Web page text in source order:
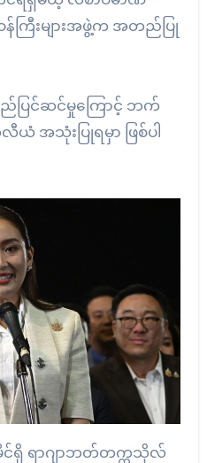
ကြီးများအဖွဲ့က အတည်ပြု
ည်ပြင်ဆင်မှုကြောင့် ဘက်
အသုံးပြုရမှာ ဖြစ်ပါ
င်ရှိ ရာဂျာဘတ်တက္ကသိုလ်